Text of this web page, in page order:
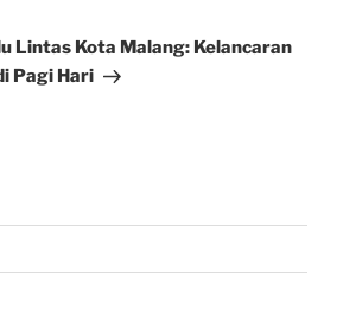
Lintas Kota Malang: Kelancaran
Pagi Hari